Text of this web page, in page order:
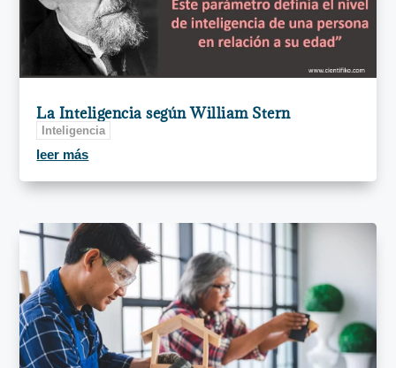
La Inteligencia según William Stern
Inteligencia
leer más